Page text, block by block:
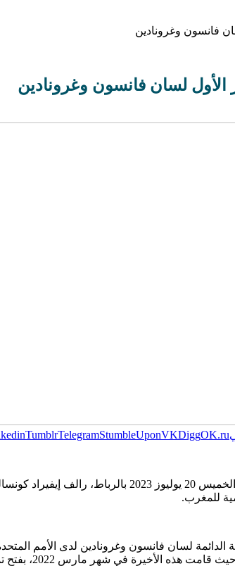
فانسون وغرونادين
الأول لسان فانسون وغرونادين
TumblrTelegramStumbleUponVKDiggOK.ru
لسان فانسون وغرونادين لدى الأمم
بفتح تمثيلية قنصلية لدولها الأعضاء الستة بمدينة الداخلة.